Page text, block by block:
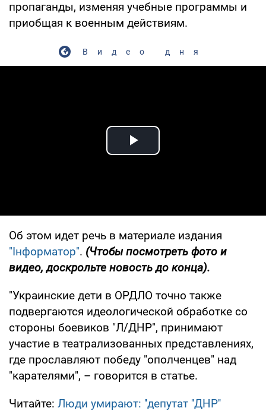
пропаганды, изменяя учебные программы и
приобщая к военным действиям.
Видео дня
Play Video
Об этом идет речь в материале издания
"Інформатор". (Чтобы посмотреть фото и
видео, доскрольте новость до конца).
"Украинские дети в ОРДЛО точно также
подвергаются идеологической обработке со
стороны боевиков "Л/ДНР", принимают
участие в театрализованных представлениях,
где прославляют победу "ополченцев" над
"карателями", – говорится в статье.
Читайте: Люди умирают: ''депутат ''ДНР''